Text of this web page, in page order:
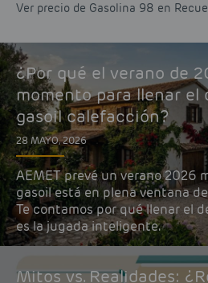
Ver precio de Gasolina 98 en
¿Por qué el verano de
momento para llenar el
gasoil calefacción?
28 MAYO, 2026
AEMET prevé un verano 2026
gasoil está en plena ventana
Te contamos por qué llenar el
es la jugada inteligente.
Mitos vs. Realidades: